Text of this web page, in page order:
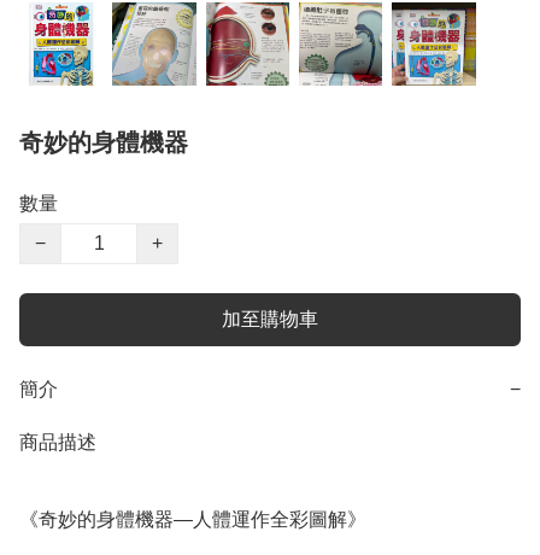
奇妙的身體機器
數量
−
+
加至購物車
簡介 −
商品描述
《奇妙的身體機器—人體運作全彩圖解》